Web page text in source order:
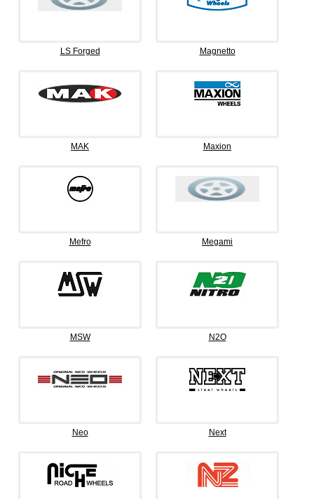
LS Forged Magnetto
MAK Maxion
Mefro Megami
MSW N2O
Neo Next